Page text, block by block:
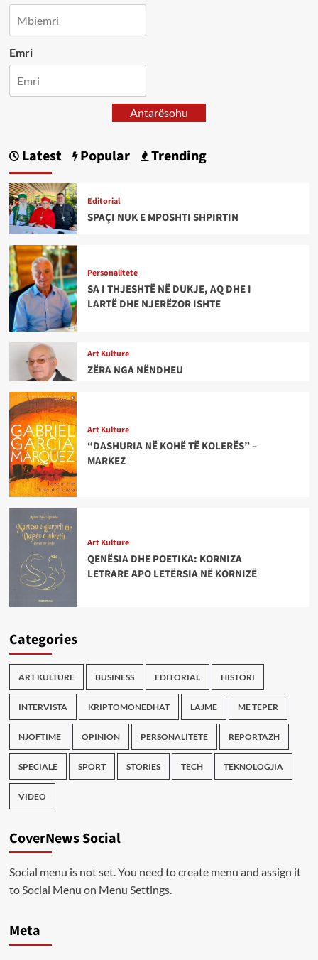
Emri
Antarësohu
Latest Popular Trending
Editorial
SPAÇI NUK E MPOSHTI SHPIRTIN
Personalitete
SA I THJESHTË NË DUKJE, AQ DHE I
LARTË DHE NJERËZOR ISHTE
Art Kulture
ZËRA NGA NËNDHEU
Art Kulture
“DASHURIA NË KOHË TË KOLERËS” –
MARKEZ
Art Kulture
QENËSIA DHE POETIKA: KORNIZA
LETRARE APO LETËRSIA NË KORNIZË
Categories
ART KULTURE BUSINESS EDITORIAL HISTORI
INTERVISTA KRIPTOMONEDHAT LAJME ME TEPER
NJOFTIME OPINION PERSONALITETE REPORTAZH
SPECIALE SPORT STORIES TECH TEKNOLOGJIA
VIDEO
CoverNews Social
Social menu is not set. You need to create menu and assign it
to Social Menu on Menu Settings.
Meta